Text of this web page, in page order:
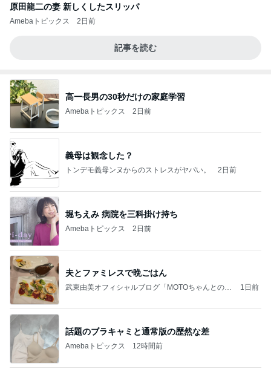
原田龍二の妻 新しくしたスリッパ
Amebaトピックス 2日前
記事を読む
高一長男の30秒だけの家庭学習
Amebaトピックス 2日前
義母は観念した？
トンデモ義母ンヌからのストレスがヤバい。 2日前
堀ちえみ 病院を三科掛け持ち
Amebaトピックス 2日前
夫とファミレスで晩ごはん
武東由美オフィシャルブログ「MOTOちゃんとのは
1日前
話題のブラキャミと通常版の歴然な差
Amebaトピックス 12時間前